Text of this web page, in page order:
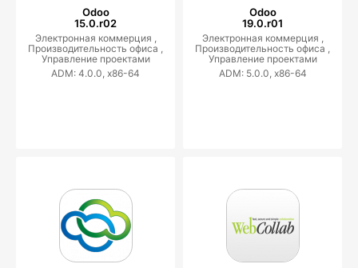
Odoo
15.0.r02
Электронная коммерция ,
Производительность офиса ,
Управление проектами
ADM: 4.0.0, x86-64
Odoo
19.0.r01
Электронная коммерция ,
Производительность офиса ,
Управление проектами
ADM: 5.0.0, x86-64